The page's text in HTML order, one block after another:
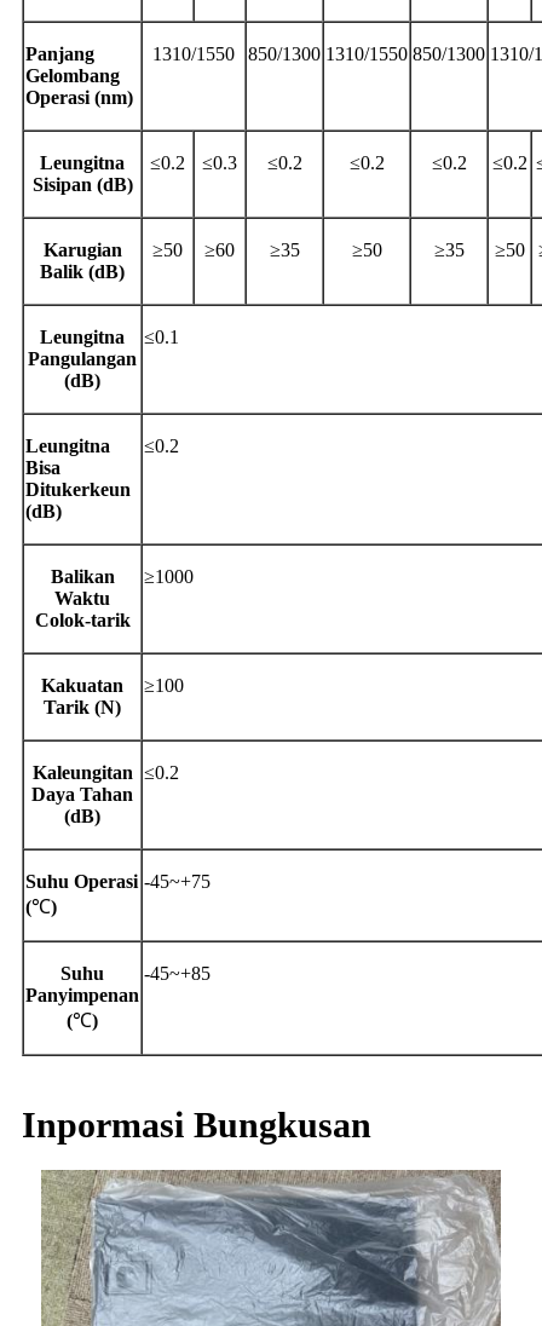
Panjang
Gelombang
Operasi (nm)
1310/1550 850/1300 1310/1550 850/1300 1310/
Leungitna
Sisipan (dB)
≤0.2 ≤0.3 ≤0.2 ≤0.2 ≤0.2 ≤0.2
Karugian
Balik (dB)
≥50 ≥60 ≥35 ≥50 ≥35 ≥50
Leungitna
Pangulangan
(dB)
≤0.1
Leungitna
Bisa
Ditukerkeun
(dB)
≤0.2
Balikan
Waktu
Colok-tarik
≥1000
Kakuatan
Tarik (N)
≥100
Kaleungitan
Daya Tahan
(dB)
≤0.2
Suhu Operasi
(℃)
-45~+75
Suhu
Panyimpenan
(℃)
-45~+85
Inpormasi Bungkusan